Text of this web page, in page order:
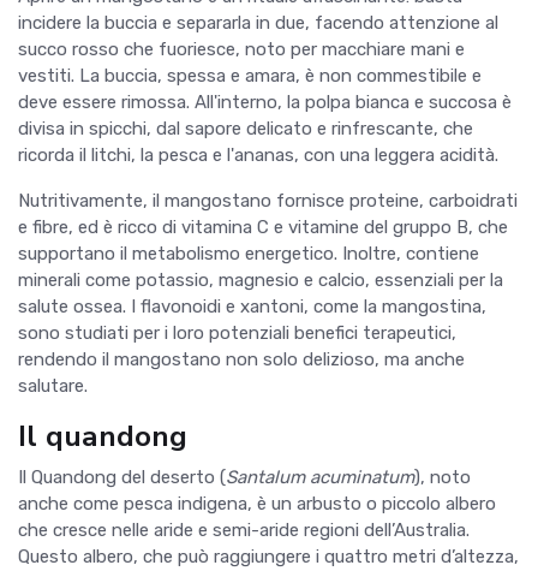
incidere la buccia e separarla in due, facendo attenzione al
succo rosso che fuoriesce, noto per macchiare mani e
vestiti. La buccia, spessa e amara, è non commestibile e
deve essere rimossa. All'interno, la polpa bianca e succosa è
divisa in spicchi, dal sapore delicato e rinfrescante, che
ricorda il litchi, la pesca e l'ananas, con una leggera acidità.
Nutritivamente, il mangostano fornisce proteine, carboidrati
e fibre, ed è ricco di vitamina C e vitamine del gruppo B, che
supportano il metabolismo energetico. Inoltre, contiene
minerali come potassio, magnesio e calcio, essenziali per la
salute ossea. I flavonoidi e xantoni, come la mangostina,
sono studiati per i loro potenziali benefici terapeutici,
rendendo il mangostano non solo delizioso, ma anche
salutare.
Il quandong
Il Quandong del deserto (Santalum acuminatum), noto
anche come pesca indigena, è un arbusto o piccolo albero
che cresce nelle aride e semi-aride regioni dell’Australia.
Questo albero, che può raggiungere i quattro metri d’altezza,